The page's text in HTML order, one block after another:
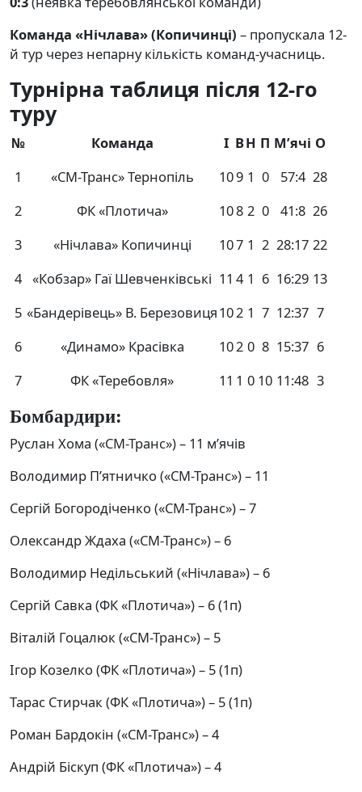
Команда «Нічлава» (Копичинці) – пропускала 12-
й тур через непарну кількість команд-учасниць.
Турнірна таблиця після 12-го
туру
№ Команда І ВН П М’ячі О
1
«СМ-Транс» Тернопіль 109 1 0 57:4 28
2
ФК «Плотича» 108 2 0 41:8 26
3
«Нічлава» Копичинці 107 1 2 28:17 22
4 «Кобзар» Гаї Шевченківські 11 4 1 6 16:29 13
5 «Бандерівець» В. Березовиця102 1 7 12:37 7
6
«Динамо» Красівка 102 0 8 15:37 6
7
ФК «Теребовля» 11 1 0 10 11:48 3
Бомбардири:
Руслан Хома («СМ-Транс») – 11 м’ячів
Володимир П’ятничко («СМ-Транс») – 11
Сергій Богородіченко («СМ-Транс») – 7
Олександр Ждаха («СМ-Транс») – 6
Володимир Недільський («Нічлава») – 6
Сергій Савка (ФК «Плотича») – 6 (1п)
Віталій Гоцалюк («СМ-Транс») – 5
Ігор Козелко (ФК «Плотича») – 5 (1п)
Тарас Стирчак (ФК «Плотича») – 5 (1п)
Роман Бардокін («СМ-Транс») – 4
Андрій Біскуп (ФК «Плотича») – 4